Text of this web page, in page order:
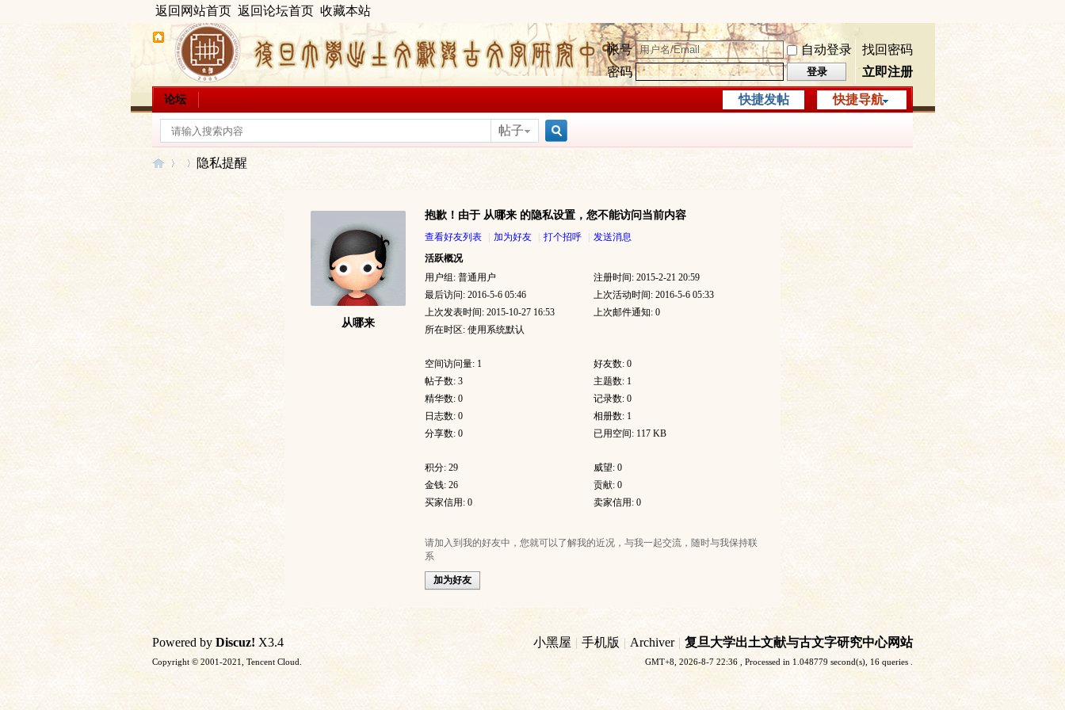
返回网站首页 返回论坛首页 收藏本站
帐号 自动登录
找回密码
密码
登录 立即注册
快捷导航
论坛 快捷发帖
帖子
索
土
›
隐私提醒
从哪来
抱歉！由于 从哪来 的隐私设置，您不能访问当前内容
查看好友列表 加为好友 打个招呼
发送消息
活跃概况
用户组: 普通用户
注册时间: 2015-2-21 20:59
最后访问: 2016-5-6 05:46
上次活动时间: 2016-5-6 05:33
上次发表时间: 2015-10-27 16:53
上次邮件通知: 0
所在时区: 使用系统默认
空间访问量: 1
好友数: 0
帖子数: 3
主题数: 1
精华数: 0
记录数: 0
日志数: 0
相册数: 1
分享数: 0
已用空间: 117 KB
积分: 29
威望: 0
金钱: 26
贡献: 0
买家信用: 0
卖家信用: 0
请加入到我的好友中，您就可以了解我的近况，与我一起交流，随时与我保持联
系
加为好友
小黑屋 | 手机版 | Archiver | 复旦大学出土文献与古文字研究中心网站
GMT+8, 2026-8-7 22:36 , Processed in 1.048779 second(s), 16 queries .
Powered by Discuz! X3.4
Copyright © 2001-2021, Tencent Cloud.